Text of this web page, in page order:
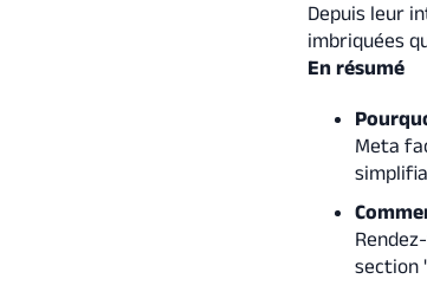
Depuis leur
imbriquées
En résumé
Meta
section